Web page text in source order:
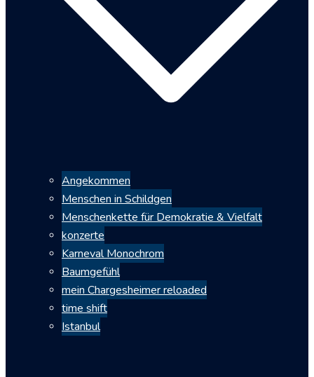
Angekommen
Menschen in Schildgen
Menschenkette für Demokratie & Vielfalt
konzerte
Karneval Monochrom
Baumgefühl
mein Chargesheimer reloaded
time shift
Istanbul